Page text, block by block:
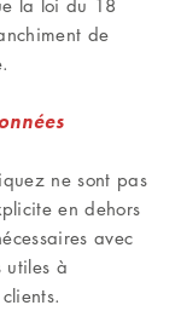
la loi du 18
de
ne sont pas
en dehors
avec
utiles à